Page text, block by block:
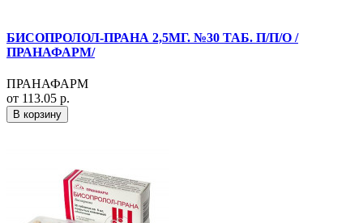
БИСОПРОЛОЛ-ПРАНА 2,5МГ. №30 ТАБ. П/П/О /
ПРАНАФАРМ/
ПРАНАФАРМ
от 113.05 р.
В корзину